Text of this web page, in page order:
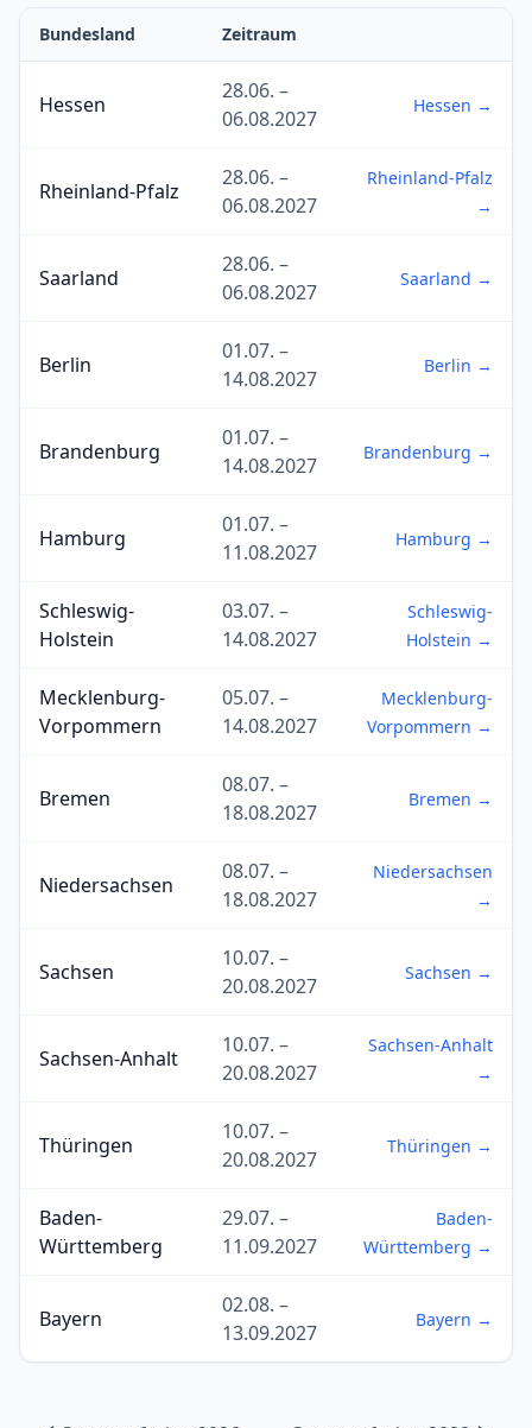
Bundesland Zeitraum
Hessen
28.06. –
06.08.2027
Hessen →
Rheinland-Pfalz
28.06. –
06.08.2027
Rheinland-Pfalz
→
Saarland
28.06. –
06.08.2027
Saarland →
Berlin
01.07. –
14.08.2027
Berlin →
Brandenburg
01.07. –
14.08.2027
Brandenburg →
Hamburg
01.07. –
11.08.2027
Hamburg →
Schleswig-
Holstein
03.07. –
14.08.2027
Schleswig-
Holstein →
Mecklenburg-
Vorpommern
05.07. –
14.08.2027
Mecklenburg-
Vorpommern →
Bremen
08.07. –
18.08.2027
Bremen →
Niedersachsen
08.07. –
18.08.2027
Niedersachsen
→
Sachsen
10.07. –
20.08.2027
Sachsen →
Sachsen-Anhalt
10.07. –
20.08.2027
Sachsen-Anhalt
→
Thüringen
10.07. –
20.08.2027
Thüringen →
Baden-
Württemberg
29.07. –
11.09.2027
Baden-
Württemberg →
Bayern
02.08. –
13.09.2027
Bayern →